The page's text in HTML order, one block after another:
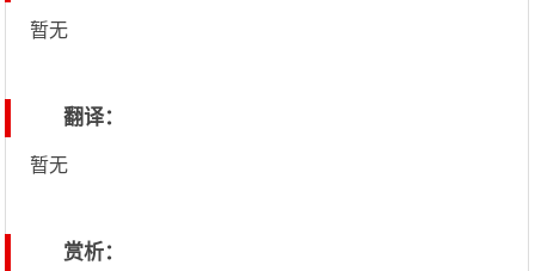
暂无
翻译：
暂无
赏析：